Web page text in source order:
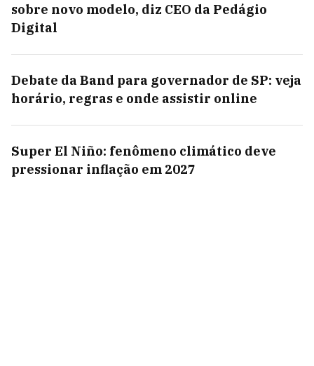
sobre novo modelo, diz CEO da Pedágio
Digital
Debate da Band para governador de SP: veja
horário, regras e onde assistir online
Super El Niño: fenômeno climático deve
pressionar inflação em 2027